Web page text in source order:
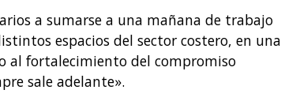
a sumarse a una mañana de trabajo
espacios del sector costero, en una
al fortalecimiento del compromiso
sale adelante».